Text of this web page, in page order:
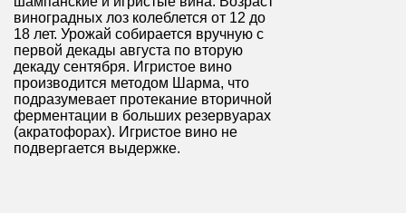
виноградных лоз колеблется от 12 до
18 лет. Урожай собирается вручную с
первой декады августа по вторую
декаду сентября. Игристое вино
производится методом Шарма, что
подразумевает протекание вторичной
ферментации в больших резервуарах
(акратофорах). Игристое вино не
подвергается выдержке.